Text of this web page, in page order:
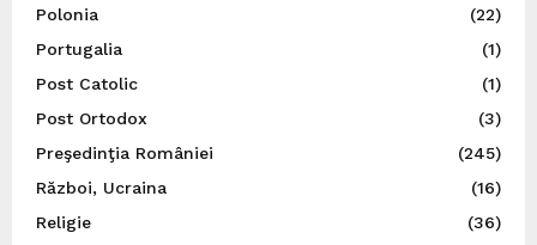
Polonia
(22)
Portugalia
(1)
Post Catolic
(1)
Post Ortodox
(3)
Preşedinţia României
(245)
Război, Ucraina
(16)
Religie
(36)